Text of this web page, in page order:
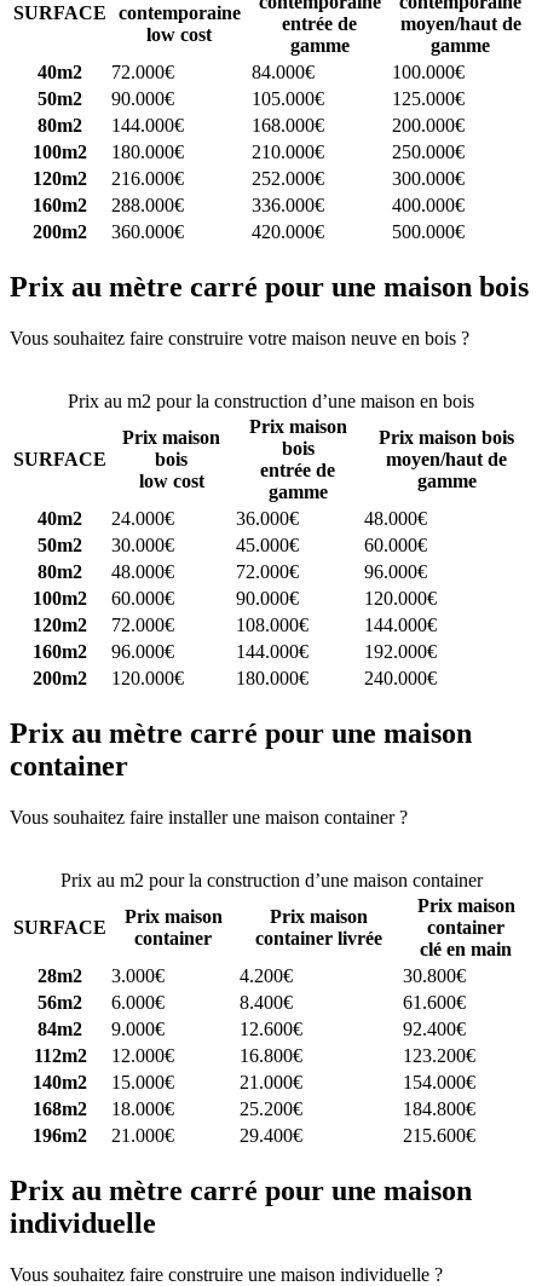
SURFACE
contemporaine
low cost
entrée de
gamme
moyen/haut de
gamme
40m2
72.000€ 84.000€
100.000€
50m2
90.000€ 105.000€
125.000€
80m2
144.000€ 168.000€
200.000€
100m2
180.000€ 210.000€
250.000€
120m2
216.000€ 252.000€
300.000€
160m2
288.000€ 336.000€
400.000€
200m2
360.000€ 420.000€ 500.000€
Prix au mètre carré pour une maison bois
Vous souhaitez faire construire votre maison neuve en bois ?
Prix au m2 pour la construction d’une maison en bois
SURFACE
Prix maison
bois
low cost
Prix maison
bois
entrée de
gamme
Prix maison bois
moyen/haut de
gamme
40m2
24.000€ 36.000€
48.000€
50m2
30.000€ 45.000€
60.000€
80m2
48.000€ 72.000€
96.000€
100m2
60.000€ 90.000€
120.000€
120m2
72.000€ 108.000€
144.000€
160m2
96.000€ 144.000€
192.000€
200m2
120.000€ 180.000€ 240.000€
Prix au mètre carré pour une maison
container
Vous souhaitez faire installer une maison container ?
Prix au m2 pour la construction d’une maison container
SURFACE
Prix maison
container
Prix maison
container livrée
Prix maison
container
clé en main
28m2
3.000€ 4.200€
30.800€
56m2
6.000€ 8.400€
61.600€
84m2
9.000€ 12.600€
92.400€
112m2
12.000€ 16.800€
123.200€
140m2
15.000€ 21.000€
154.000€
168m2
18.000€ 25.200€
184.800€
196m2
21.000€ 29.400€ 215.600€
Prix au mètre carré pour une maison
individuelle
Vous souhaitez faire construire une maison individuelle ?